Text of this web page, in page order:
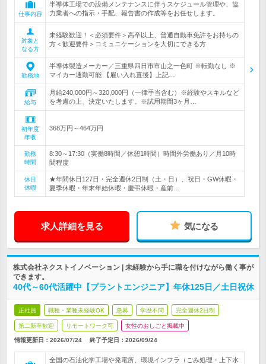
仕事内容
半導体工場での設備メンテナンスに伴うスケジュール管理や、協
力業者への指示・手配、報告書の作成等をお任せします。
対象と
なる方
未経験歓迎！＜必須要件＞高卒以上、普通自動車免許をお持ちの
方＜歓迎要件＞コミュニケーションを大切にできる方
勤務地
半導体製造メーカー／三重県四日市市山之一色町 ※転勤なし ※
マイカー通勤可能 【雇い入れ直後】上記…
給与
月給240,000円～320,000円（一律手当含む）※経験やスキルなど
を考慮の上、決定いたします。※試用期間3ヶ月…
初年度
年収
368万円～464万円
勤務
時間
8:30～17:30（実働8時間／休憩1時間）時間外労働あり／月10時
間程度
休日
休暇
★年間休日127日・完全週休2日制（土・日）、祝日・GW休暇・
夏季休暇・年末年始休暇・慶弔休暇・産前…
求人詳細を見る 気になる
株式会社ネクストイノベーション | 未経験から手に職を付けながら働く事が
できます。
40代～60代活躍中【プラントエンジニア】年休125日／土日祝休
正社員 職種・業種未経験OK 急募 学歴不問 完全週休2日制
第二新卒歓迎 リモートワーク可 女性のおしごと掲載中
情報更新日：2026/07/24 終了予定日： 2026/09/24
全国の石油化学工場や発電所、環境インフラ（ごみ処理・上下水